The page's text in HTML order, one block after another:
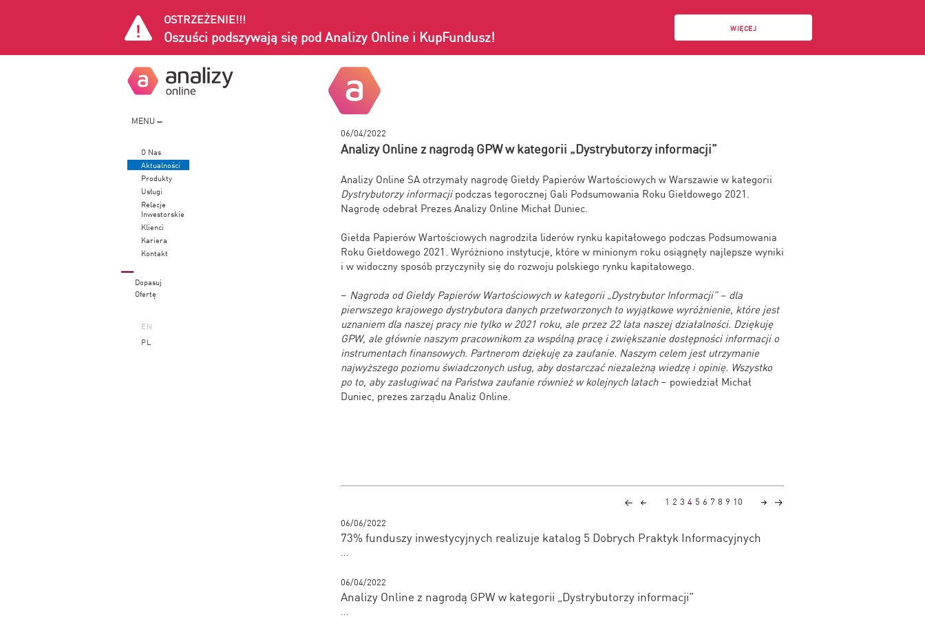
OSTRZEŻENIE!!!
Oszuści podszywają się pod Analizy Online i KupFundusz! WIĘCEJ
MENU
O Nas
Aktualności
Produkty
Usługi
Relacje
Inwestorskie
Klienci
Kariera
Kontakt
Dopasuj
Ofertę
EN
PL
06/04/2022
Analizy Online z nagrodą GPW w kategorii „Dystrybutorzy informacji”
Analizy Online SA otrzymały nagrodę Giełdy Papierów Wartościowych w Warszawie w kategorii
Dystrybutorzy informacjipodczas tegorocznej Gali Podsumowania Roku Giełdowego 2021.
Nagrodę odebrał Prezes Analizy Online Michał Duniec.
Giełda Papierów Wartościowych nagrodziła liderów rynku kapitałowego podczas Podsumowania
Roku Giełdowego 2021. Wyróżniono instytucje, które w minionym roku osiągnęły najlepsze wyniki
i w widoczny sposób przyczyniły się do rozwoju polskiego rynku kapitałowego.
– Nagroda od Giełdy Papierów Wartościowych w kategorii „Dystrybutor Informacji” – dla
pierwszego krajowego dystrybutora danych przetworzonych to wyjątkowe wyróżnienie, które jest
uznaniem dla naszej pracy nie tylko w 2021 roku, ale przez 22 lata naszej działalności. Dziękuję
GPW, ale głównie naszym pracownikom za wspólną pracę i zwiększanie dostępności informacji o
instrumentach finansowych. Partnerom dziękuję za zaufanie. Naszym celem jest utrzymanie
najwyższego poziomu świadczonych usług, aby dostarczać niezależną wiedzę i opinię. Wszystko
po to, aby zasługiwać na Państwa zaufanie również w kolejnych latach– powiedział Michał
Duniec, prezes zarządu Analiz Online.
1 2 3 4 5 6 7 8 9 10
06/06/2022
73% funduszy inwestycyjnych realizuje katalog 5 Dobrych Praktyk Informacyjnych
...
06/04/2022
Analizy Online z nagrodą GPW w kategorii „Dystrybutorzy informacji”
...